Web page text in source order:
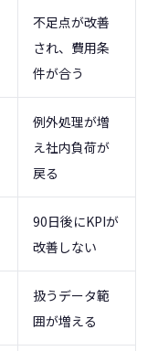
不足点が改善
され、費用条
件が合う
例外処理が増
え社内負荷が
戻る
90日後にKPIが
改善しない
扱うデータ範
囲が増える